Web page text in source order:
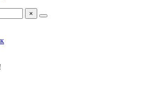
×